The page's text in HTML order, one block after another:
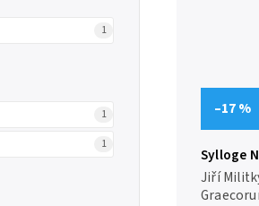
1
1
1
–17 %
Sylloge
3
Jiří